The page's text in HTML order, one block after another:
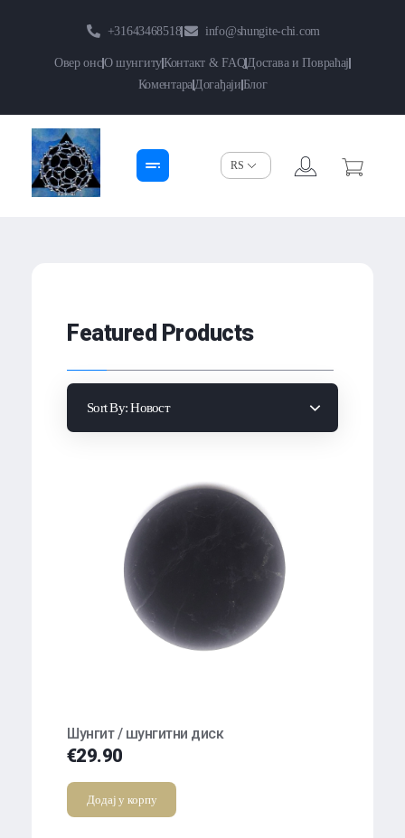
+31643468518 info@shungite-chi.com
Овер онсО шунгитуКонтакт & FAQДостава и Повраћај
КоментараДогађаји Блог
Featured Products
Sort By:Новост
Шунгит / шунгитни диск
€29.90
Додај у корпу